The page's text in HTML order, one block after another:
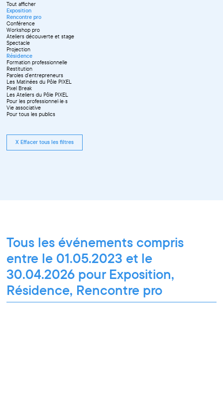
Tout afficher
Exposition
Rencontre pro
Conférence
Workshop pro
Ateliers découverte et stage
Spectacle
Projection
Résidence
Formation professionnelle
Restitution
Paroles d'entrepreneurs
Les Matinées du Pôle PIXEL
Pixel Break
Les Ateliers du Pôle PIXEL
Pour les professionnel·le·s
Vie associative
Pour tous les publics
X Effacer tous les filtres
Tous les événements compris
entre le 01.05.2023 et le
30.04.2026 pour Exposition,
Résidence, Rencontre pro